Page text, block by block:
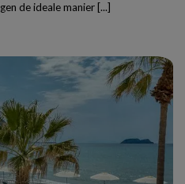
de ideale manier [...]